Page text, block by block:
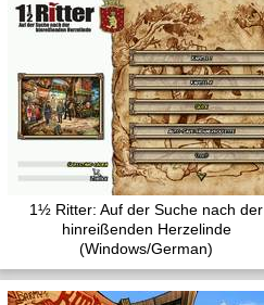
1½ Ritter: Auf der Suche nach der
hinreißenden Herzelinde
(Windows/German)